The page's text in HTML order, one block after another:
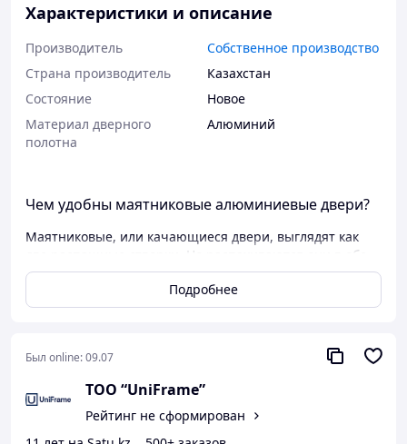
Характеристики и описание
Производитель
Собственное производство
Страна производитель
Казахстан
Состояние
Новое
Материал дверного
полотна
Алюминий
Чем удобны маятниковые алюминиевые двери?
Маятниковые, или качающиеся двери, выглядят как
две распашные створки. Но распахиваются они в обе
стороны – и на себя, и от себя. Проходящему не нужно
дергать ручку – достаточно просто толкнуть створку
двери в любую сторону.
Где применяются
Подробнее
Был online:09.07
ТОО “UniFrame”
Рейтинг не сформирован